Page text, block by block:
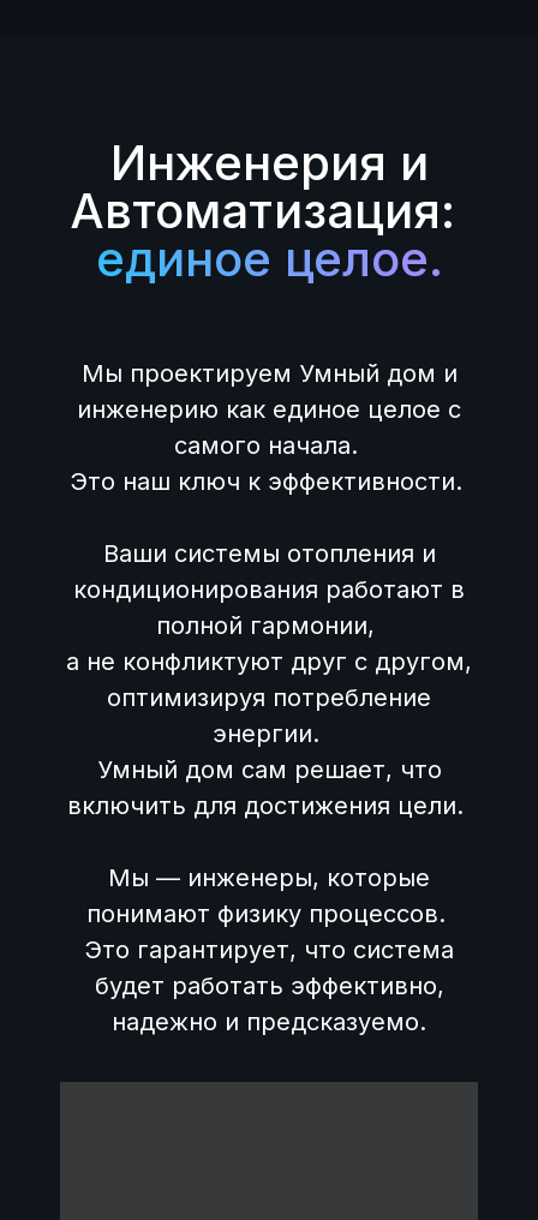
Инженерия и
Автоматизация:
единое целое.
Мы проектируем Умный дом и
инженерию как единое целое с
самого начала.
Это наш ключ к эффективности.
Ваши системы отопления и
кондиционирования работают в
полной гармонии,
а не конфликтуют друг с другом,
оптимизируя потребление
энергии.
Умный дом сам решает, что
включить для достижения цели.
Мы — инженеры, которые
понимают физику процессов.
Это гарантирует, что система
будет работать эффективно,
надежно и предсказуемо.